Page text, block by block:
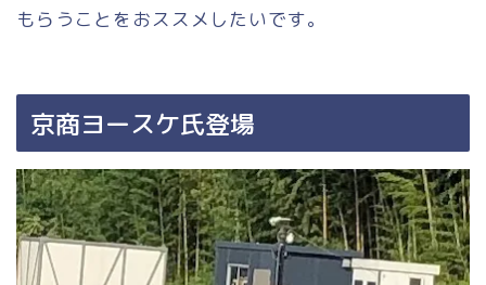
もらうことをおススメしたいです。
京商ヨースケ氏登場